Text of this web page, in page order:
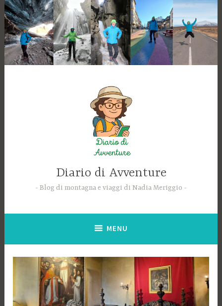
Skip
to
content
Diario di Avventure
Blog di montagna e viaggi di Nadia Meriggio
MENU